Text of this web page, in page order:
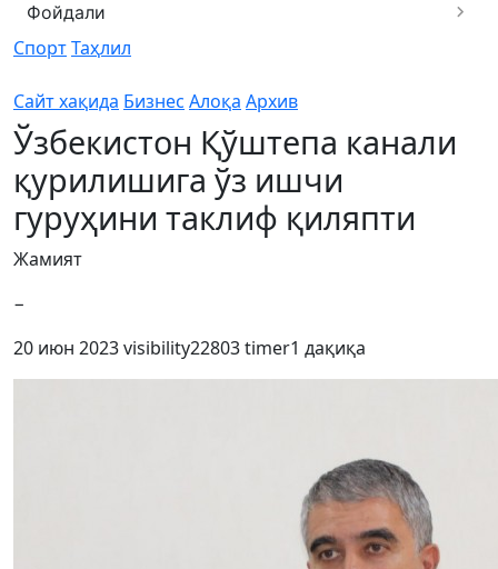
Фойдали
СпортТаҳлил
Сайт хақида Бизнес Алоқа Архив
Ўзбекистон Қўштепа канали
қурилишига ўз ишчи
гуруҳини таклиф қиляпти
Жамият
−
20 июн 2023visibility22803timer1 дақиқа